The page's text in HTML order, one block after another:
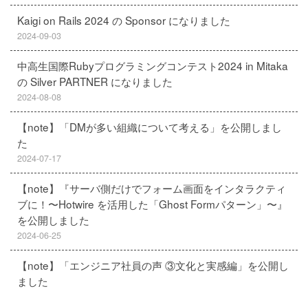
Kaigi on Rails 2024 の Sponsor になりました
2024-09-03
中高生国際Rubyプログラミングコンテスト2024 in Mitaka
の Silver PARTNER になりました
2024-08-08
【note】「DMが多い組織について考える」を公開しまし
た
2024-07-17
【note】『サーバ側だけでフォーム画面をインタラクティ
ブに！〜Hotwire を活用した「Ghost Formパターン」〜』
を公開しました
2024-06-25
【note】「エンジニア社員の声 ③文化と実感編」を公開し
ました